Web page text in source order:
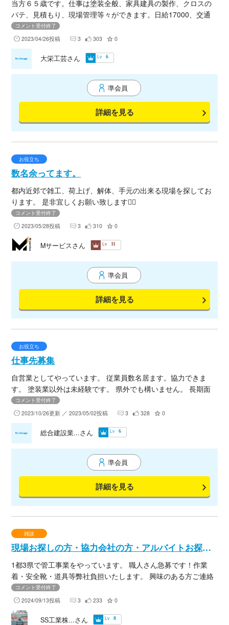
当方６５歳です。仕事は塗装全般、家具建具の製作、クロスの
パテ、見積もり、現場管理等々ができます。日給17000、交通
実費でお手伝いさせて頂きます。住まいは恵比寿です。 製作は
さいたま市緑区上野田に木工場があります。 宜しくお願い致し
ます。
コメント受付終了
2023/04/26投稿 3 303 0
準会員
詳細を見る
大栄工芸さん Lv 6
お役立ち
数名余ってます。
都内近郊で雑工、荷上げ、解体、手元の出来る現場を探してお
ります。 是非宜しくお願い致します🙇‍♂️
コメント受付終了
2023/05/28投稿 3 310 0
準会員
詳細を見る
Mサービスさん Lv 11
お役立ち
仕事先募集
自営業としてやっています。 従業員数名居ます。協力できま
す。 塗装業以外は未経験です。 県外でも構いません。 長期面
倒見てくれる方居たら協力させてください。 条件よければ今後
協力させて頂きます。
コメント受付終了
2023/10/26更新 ／ 2023/05/02投稿 3 328 0
準会員
詳細を見る
総合建設業...さん Lv 6
雑談
現場お探しの方・協力会社の方・アルバイトお探しの方
1都3県で管工事業をやっています。 職人さん急募です！作業
着・安全靴・道具等弊社負担いたします。 興味のある方ご連絡
ください。
コメント受付終了
2024/09/13投稿 3 233 0
SS工業株...さん Lv 8